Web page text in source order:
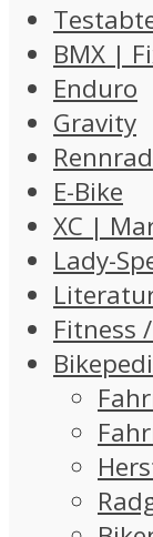
BMX |
Enduro
Gravity
Rennrad
E-Bike
XC |
Lady-
Fitness